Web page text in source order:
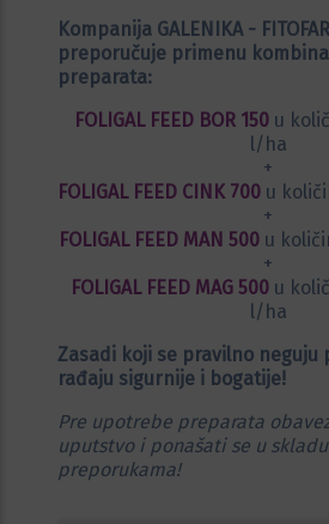
Kompanija GALENIKA -
preporučuje primenu
preparata:
FOLIGAL FEED BOR 150 u
l/ha
+
FOLIGAL FEED CINK 700 u
+
FOLIGAL FEED MAN 500 u
+
FOLIGAL FEED MAG 500 u
l/ha
Zasadi koji se pravilno neguju
rađaju sigurnije i bogatije!
Pre upotrebe preparata
uputstvo i ponašati se u
preporukama!